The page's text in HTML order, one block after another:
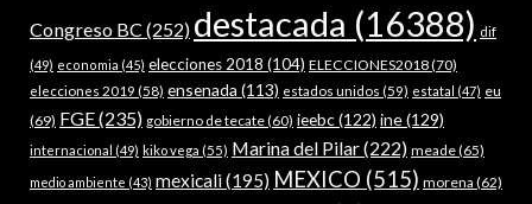
Congreso BC (252) destacada (16388) dif
(49) economia (45) elecciones 2018 (104) ELECCIONES2018(70)
elecciones 2019 (58) ensenada (113) estados unidos (59) estatal (47) eu
(69) FGE(235) gobierno de tecate(60) ieebc(122) ine(129)
internacional (49) kiko vega (55) Marina del Pilar(222) meade(65)
medio ambiente (43) mexicali(195) MEXICO (515) morena (62)